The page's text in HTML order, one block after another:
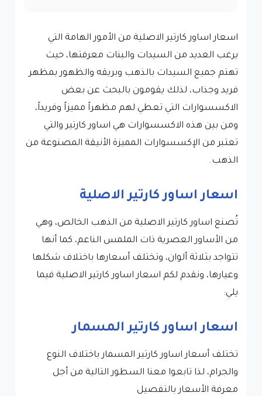
اسعار اساور كارتير الاصلية من الأمور الهامة التي
يرغب العديد من السيدات والبنات معرفتها، حيث
تهتم جميع السيدات بالذهب وبريقه والظهور بمظهر
فريد وجذاب، لذلك يقومون بالبحث عن بعض
الاكسسوارات التي تعطي لهم مظهراً مميزاً وفريداً،
ومن بين هذه الاكسسوارات هي اساور كارتير والتي
تعتبر من الإكسسوارات المميزة الأنيقة المصنوعة من
الذهب.
اسعار اساور كارتير الاصلية
تُصنع اساور كارتير الاصلية من الذهب الخالص، وهي
من الأساور العصرية ذات الملمس الناعم، كما أنها
تتواجد بثلاثة ألوان، وتختلف أسعارها باختلاف شكلها
وعيارها، ونقدم لكم اسعار اساور كارتير الاصلية فيما
يلي:
اسعار اساور كارتير المسمار
تختلف أسعار اساور كارتير المسمار باختلاف النوع
والجرام، لذا تابعوا معنا السطور التالية من أجل
معرفة الأسعار بالتفصيل